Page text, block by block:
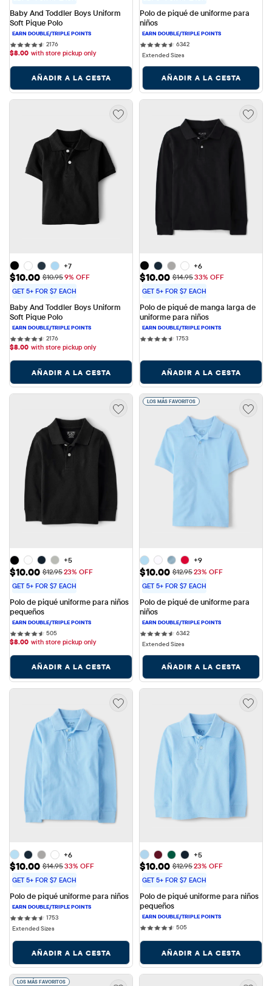
Baby And Toddler Boys Uniform
Soft Pique Polo
21762176 reviews
$8.00 with store pickup only
AÑADIR A LA CESTA
Polo de piqué de uniforme para
niños
63426342 reviews
Extended Sizes
AÑADIR A LA CESTA
+7
Precio de venta: $10.00
$10.00 Precio original: $10.95
$10.959% OFF
GET 5+ FOR $7 EACH
Baby And Toddler Boys Uniform
Soft Pique Polo
21762176 reviews
$8.00 with store pickup only
AÑADIR A LA CESTA
+6
Precio de venta: $10.00
$10.00 Precio original: $14.95
$14.9533% OFF
GET 5+ FOR $7 EACH
Polo de piqué de manga larga de
uniforme para niños
17531753 reviews
AÑADIR A LA CESTA
+5
Precio de venta: $10.00
$10.00 Precio original: $12.95
$12.9523% OFF
GET 5+ FOR $7 EACH
Polo de piqué uniforme para niños
pequeños
505505 reviews
$8.00 with store pickup only
AÑADIR A LA CESTA
LOS MÁS FAVORITOS
+9
Precio de venta: $10.00
$10.00 Precio original: $12.95
$12.9523% OFF
GET 5+ FOR $7 EACH
Polo de piqué de uniforme para
niños
63426342 reviews
Extended Sizes
AÑADIR A LA CESTA
+6
Precio de venta: $10.00
$10.00 Precio original: $14.95
$14.9533% OFF
GET 5+ FOR $7 EACH
Polo de piqué uniforme para niños
17531753 reviews
Extended Sizes
AÑADIR A LA CESTA
+5
Precio de venta: $10.00
$10.00 Precio original: $12.95
$12.9523% OFF
GET 5+ FOR $7 EACH
Polo de piqué uniforme para niños
pequeños
505505 reviews
AÑADIR A LA CESTA
LOS MÁS FAVORITOS